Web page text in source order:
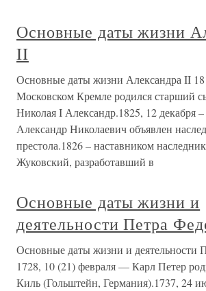
Основные даты жизни
II
Основные даты жизни Александра II
Московском Кремле родился старший
Николая I Александр.1825, 12 декабря
Александр Николаевич объявлен
престола.1826 – наставником
Жуковский, разработавший в
Основные даты жизни и
деятельности Петра
Основные даты жизни и деятельности
1728, 10 (21) февраля — Карл Петер
Киль (Гольштейн, Германия).1737, 24